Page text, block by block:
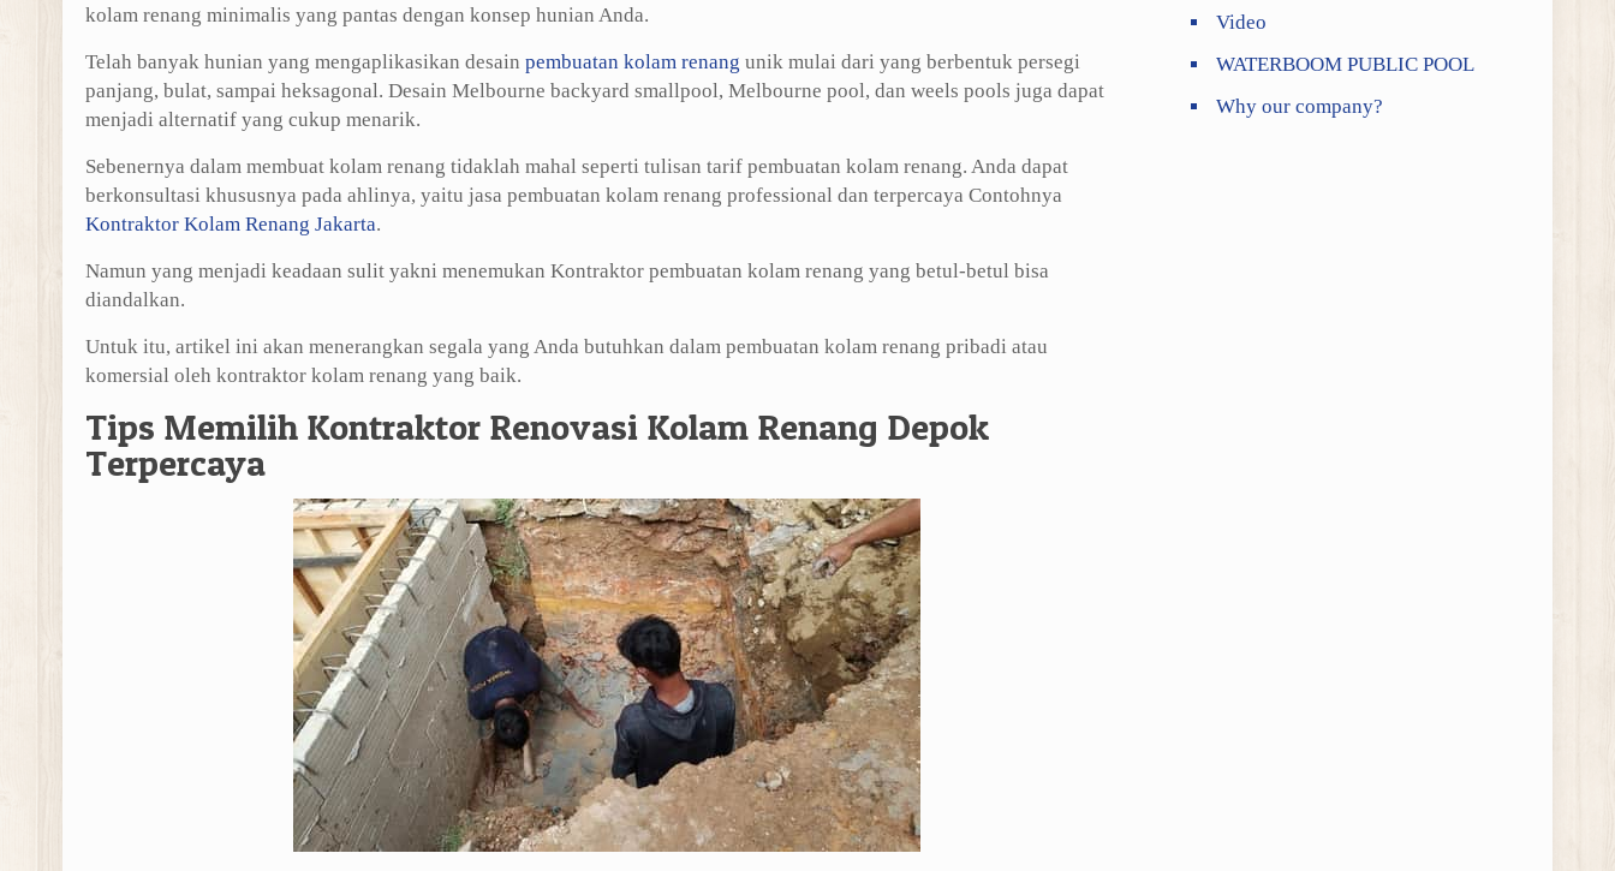
kolam renang minimalis yang pantas dengan konsep hunian Anda.
Telah banyak hunian yang mengaplikasikan desain pembuatan kolam renang unik mulai dari yang berbentuk persegi
panjang, bulat, sampai heksagonal. Desain Melbourne backyard smallpool, Melbourne pool, dan weels pools juga dapat
menjadi alternatif yang cukup menarik.
Sebenernya dalam membuat kolam renang tidaklah mahal seperti tulisan tarif pembuatan kolam renang. Anda dapat
berkonsultasi khususnya pada ahlinya, yaitu jasa pembuatan kolam renang professional dan terpercaya Contohnya
Kontraktor Kolam Renang Jakarta.
Namun yang menjadi keadaan sulit yakni menemukan Kontraktor pembuatan kolam renang yang betul-betul bisa
diandalkan.
Untuk itu, artikel ini akan menerangkan segala yang Anda butuhkan dalam pembuatan kolam renang pribadi atau
komersial oleh kontraktor kolam renang yang baik.
Tips Memilih Kontraktor Renovasi Kolam Renang Depok
Terpercaya
Video
WATERBOOM PUBLIC POOL
Why our company?